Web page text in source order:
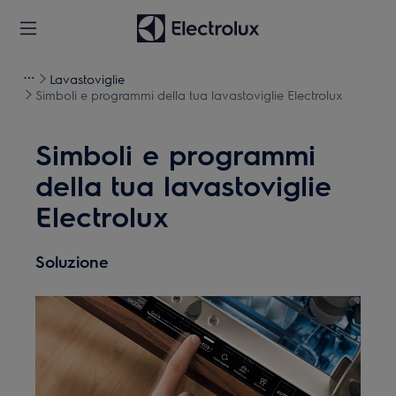
Lavastoviglie
Simboli e programmi della tua lavastoviglie Electrolux
Simboli e programmi
della tua lavastoviglie
Electrolux
Soluzione